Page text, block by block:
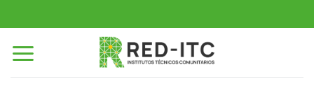
al
contenido